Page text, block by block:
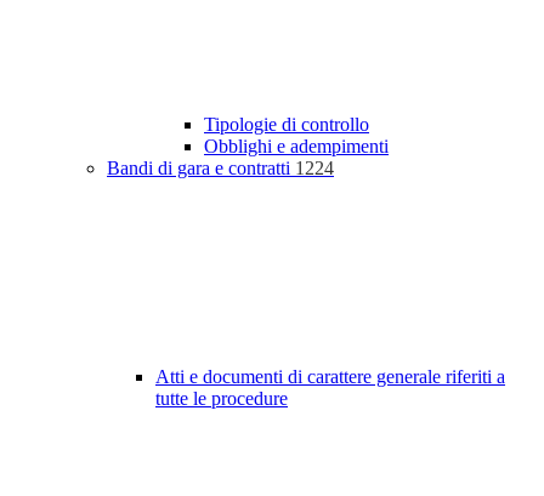
Tipologie di controllo
Obblighi e adempimenti
Bandi di gara e contratti 1224
Atti e documenti di carattere generale riferiti a
tutte le procedure